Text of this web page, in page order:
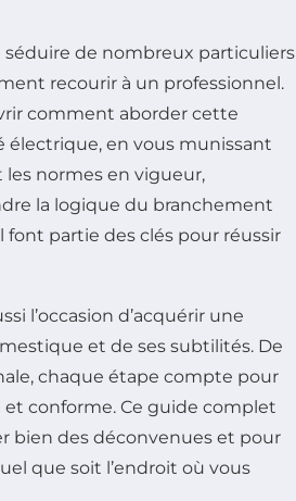
de nombreux particuliers
recourir à un professionnel.
comment aborder cette
en vous munissant
normes en vigueur,
la logique du branchement
partie des clés pour réussir
l’occasion d’acquérir une
et de ses subtilités. De
chaque étape compte pour
conforme. Ce guide complet
bien des déconvenues et pour
que soit l’endroit où vous